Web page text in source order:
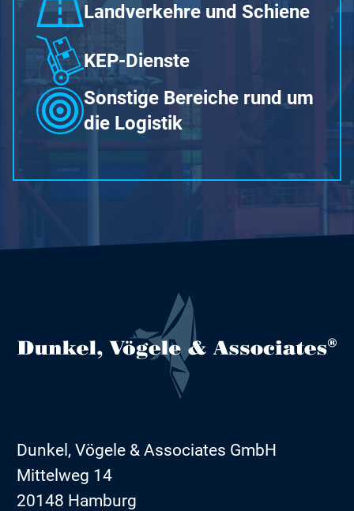
Landverkehre und Schiene
KEP-Dienste
Sonstige Bereiche rund um
die Logistik
Dunkel, Vögele & Associates GmbH
Mittelweg 14
20148 Hamburg